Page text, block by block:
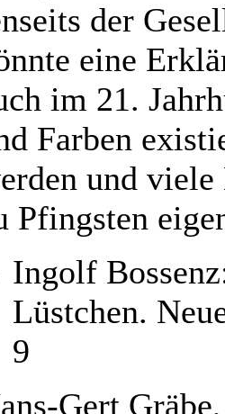
der
eine
im 21.
Farben
und
Pfingsten
Ingolf
Lüstchen.
9
Gert